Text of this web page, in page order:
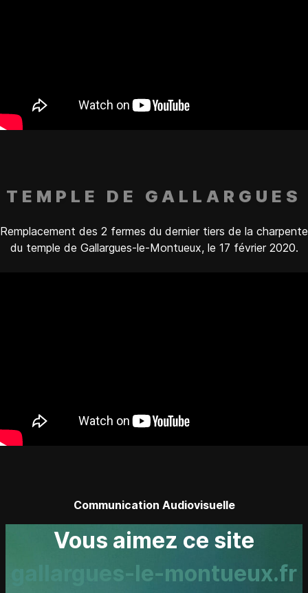
TEMPLE DE GALLARGUES
Remplacement des 2 fermes du dernier tiers de la charpente
du temple de Gallargues-le-Montueux, le 17 février 2020.
Communication Audiovisuelle
Vous aimez ce site
gallargues-le-montueux.fr